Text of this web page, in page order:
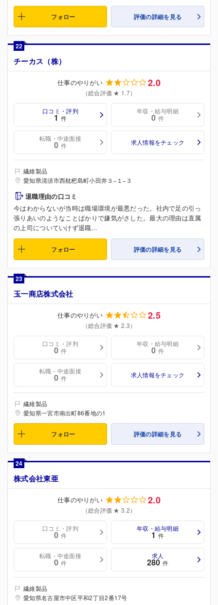
フォロー 評価の詳細を見る
22
チーカス（株）
仕事のやりがい 2.0
（総合評価 ★ 1.7）
口コミ・評判
1 件
年収・給与明細
0 件
転職・中途面接
0 件 求人情報をチェック
繊維製品
愛知県清須市西枇杷島町小田井３−１−３
退職理由の口コミ
今はわからないが当時は職場環境が最悪だった。社内で足の引っ
張りあいのようなことばかりで嫌気がさした。最大の理由は直属
の上司についていけず退職...
フォロー 評価の詳細を見る
23
玉一商店株式会社
仕事のやりがい 2.5
（総合評価 ★ 2.3）
口コミ・評判
0 件
年収・給与明細
0 件
転職・中途面接
0 件 求人情報をチェック
繊維製品
愛知県一宮市南出町86番地の1
フォロー 評価の詳細を見る
24
株式会社東亜
仕事のやりがい 2.0
（総合評価 ★ 3.2）
口コミ・評判
0 件
年収・給与明細
1 件
転職・中途面接
0 件
求人
280 件
繊維製品
愛知県名古屋市中区平和2丁目2番17号